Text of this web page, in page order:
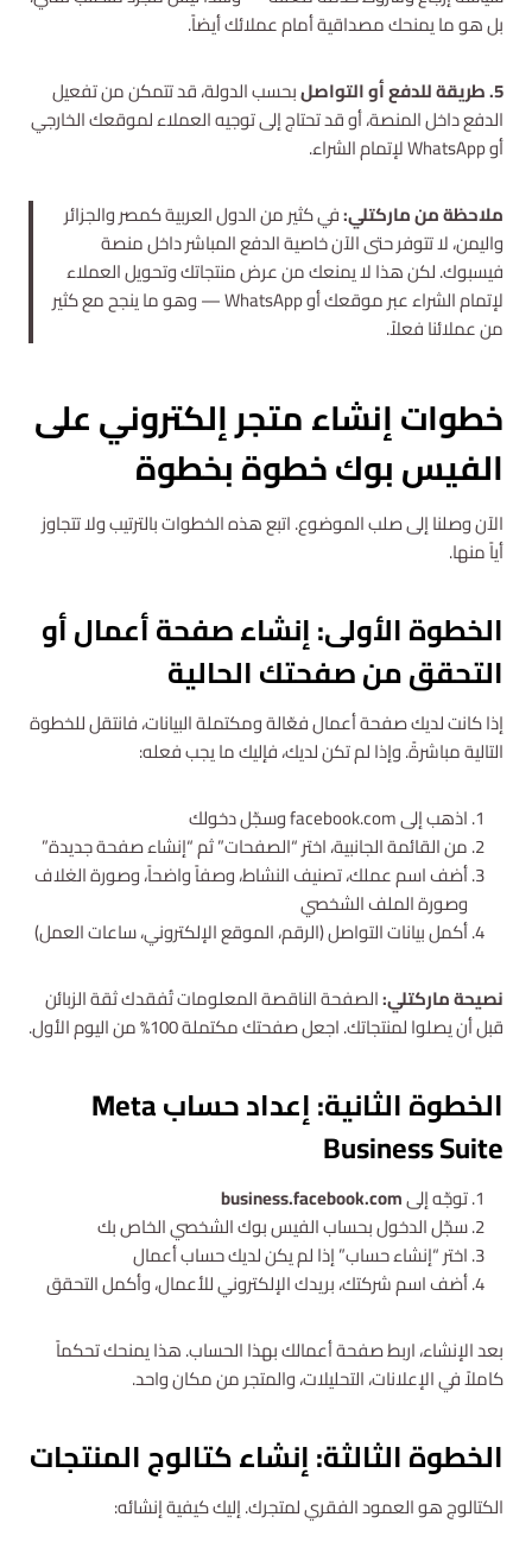
بل هو ما يمنحك مصداقية أمام عملائك أيضاً.
5. طريقة للدفع أو التواصل
بحسب الدولة، قد تتمكن من تفعيل
الدفع داخل المنصة، أو قد تحتاج إلى توجيه العملاء لموقعك الخارجي
أو WhatsApp لإتمام الشراء.
ملاحظة من ماركتلي:في كثير من الدول العربية كمصر والجزائر
واليمن، لا تتوفر حتى الآن خاصية الدفع المباشر داخل منصة
فيسبوك. لكن هذا لا يمنعك من عرض منتجاتك وتحويل العملاء
لإتمام الشراء عبر موقعك أو WhatsApp — وهو ما ينجح مع كثير
من عملائنا فعلاً.
خطوات إنشاء متجر إلكتروني على
الفيس بوك خطوة بخطوة
الآن وصلنا إلى صلب الموضوع. اتبع هذه الخطوات بالترتيب ولا تتجاوز
أياً منها.
الخطوة الأولى: إنشاء صفحة أعمال أو
التحقق من صفحتك الحالية
إذا كانت لديك صفحة أعمال فعّالة ومكتملة البيانات، فانتقل للخطوة
التالية مباشرةً. وإذا لم تكن لديك، فإليك ما يجب فعله:
اذهب إلى facebook.com وسجّل دخولك
من القائمة الجانبية، اختر “الصفحات” ثم “إنشاء صفحة جديدة”
أضف اسم عملك، تصنيف النشاط، وصفاً واضحاً، وصورة الغلاف
وصورة الملف الشخصي
أكمل بيانات التواصل (الرقم، الموقع الإلكتروني، ساعات العمل)
نصيحة ماركتلي:الصفحة الناقصة المعلومات تُفقدك ثقة الزبائن
قبل أن يصلوا لمنتجاتك. اجعل صفحتك مكتملة 100% من اليوم الأول.
الخطوة الثانية: إعداد حساب Meta
Business Suite
توجّه إلىbusiness.facebook.com
سجّل الدخول بحساب الفيس بوك الشخصي الخاص بك
اختر “إنشاء حساب” إذا لم يكن لديك حساب أعمال
أضف اسم شركتك، بريدك الإلكتروني للأعمال، وأكمل التحقق
بعد الإنشاء، اربط صفحة أعمالك بهذا الحساب. هذا يمنحك تحكماً
كاملاً في الإعلانات، التحليلات، والمتجر من مكان واحد.
الخطوة الثالثة: إنشاء كتالوج المنتجات
الكتالوج هو العمود الفقري لمتجرك. إليك كيفية إنشائه: